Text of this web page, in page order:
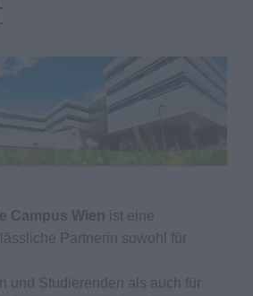
Campus Wien
ist eine
Partnerin sowohl für
und Studierenden als auch für